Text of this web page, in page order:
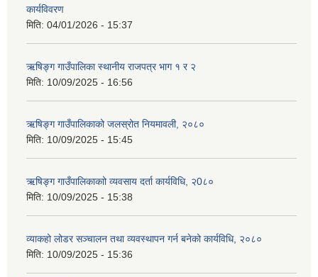
कार्यविवरण
मिति: 04/01/2026 - 15:37
ऋषिङ्ग गाउँपालिका स्थानीय राजपत्र भाग १ र २
मिति: 10/09/2025 - 16:56
ऋषिङ्ग गाउँपालिकाको जलस्रोत नियमावली, २०८०
मिति: 10/09/2025 - 15:45
ऋषिङ्ग गाउँपालिकाकाो व्यवसाय दर्ता कार्यविधि, २0८०
मिति: 10/09/2025 - 15:38
व्याकहो लोडर सञ्चालन तथा व्यवस्थापन गर्न बनेको कार्यविधि, २०८०
मिति: 10/09/2025 - 15:36